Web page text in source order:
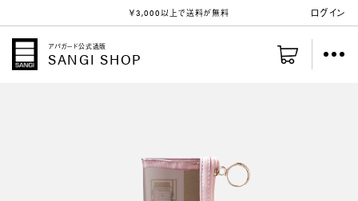
ログイン
￥3,000以上で送料が無料
アパガード公式通販
SANGI SHOP